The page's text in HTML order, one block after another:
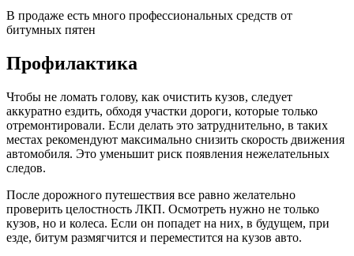
В продаже есть много профессиональных средств от
битумных пятен
Профилактика
Чтобы не ломать голову, как очистить кузов, следует
аккуратно ездить, обходя участки дороги, которые только
отремонтировали. Если делать это затруднительно, в таких
местах рекомендуют максимально снизить скорость движения
автомобиля. Это уменьшит риск появления нежелательных
следов.
После дорожного путешествия все равно желательно
проверить целостность ЛКП. Осмотреть нужно не только
кузов, но и колеса. Если он попадет на них, в будущем, при
езде, битум размягчится и переместится на кузов авто.